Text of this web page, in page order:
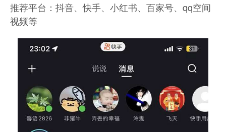
推荐平台：抖音、快手、小红书、百家号、qq空间
视频等